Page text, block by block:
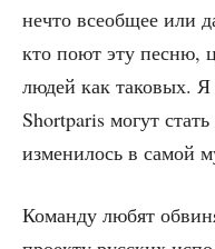
нечто все­об­щее или
кто поют эту пес­ню,
людей как тако­вых.
Shortparis могут
изме­ни­лось в самой
Коман­ду любят